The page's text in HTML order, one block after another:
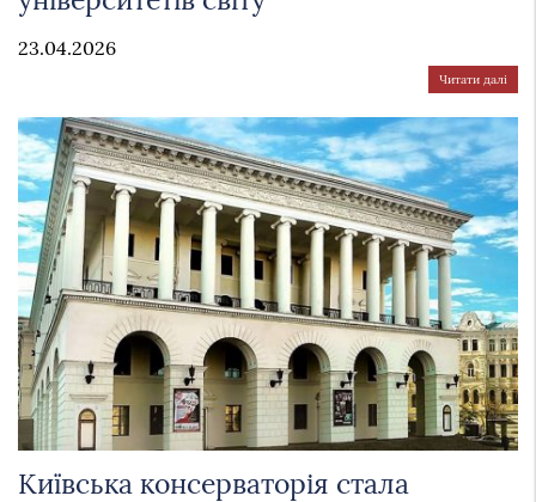
23.04.2026
Читати далі
Київська консерваторія стала